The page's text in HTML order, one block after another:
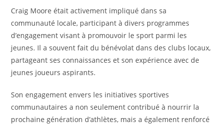
Craig Moore était activement impliqué dans sa
communauté locale, participant à divers programmes
d’engagement visant à promouvoir le sport parmi les
jeunes. Il a souvent fait du bénévolat dans des clubs locaux,
partageant ses connaissances et son expérience avec de
jeunes joueurs aspirants.
Son engagement envers les initiatives sportives
communautaires a non seulement contribué à nourrir la
prochaine génération d’athlètes, mais a également renforcé